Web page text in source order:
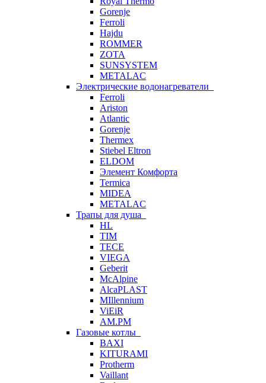
Gorenje
Ferroli
Hajdu
ROMMER
ZOTA
SUNSYSTEM
METALAC
Электрические водонагреватели
Ferroli
Ariston
Atlantic
Gorenje
Thermex
Stiebel Eltron
ELDOM
Элемент Комфорта
Termica
MIDEA
METALAC
Трапы для душа
HL
TIM
TECE
VIEGA
Geberit
McAlpine
AlcaPLAST
MIllennium
ViEiR
AM.PM
Газовые котлы
BAXI
KITURAMI
Protherm
Vaillant